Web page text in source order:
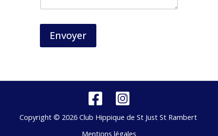
Envoyer
Copyright © 2026 Club Hippique de St Just St Rambert
Mentions légales